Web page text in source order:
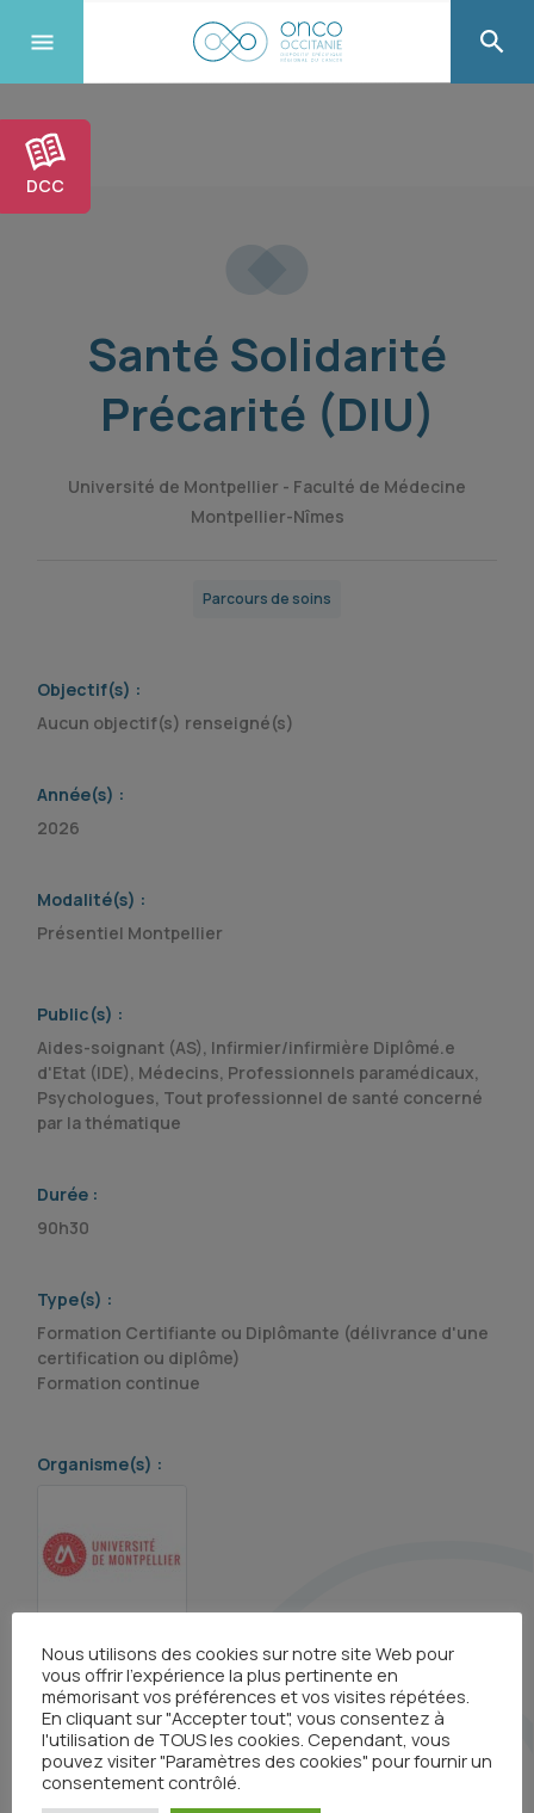
DCC
Santé Solidarité
Précarité (DIU)
Université de Montpellier - Faculté de Médecine
Montpellier-Nîmes
Parcours de soins
Objectif(s) :
Aucun objectif(s) renseigné(s)
Année(s) :
2026
Modalité(s) :
Présentiel Montpellier
Public(s) :
Aides-soignant (AS), Infirmier/infirmière Diplômé.e
d'Etat (IDE), Médecins, Professionnels paramédicaux,
Psychologues, Tout professionnel de santé concerné
par la thématique
Durée :
90h30
Type(s) :
Formation Certifiante ou Diplômante (délivrance d'une
certification ou diplôme)
Formation continue
Organisme(s) :
Pour plus d'information
Nous utilisons des cookies sur notre site Web pour
vous offrir l'expérience la plus pertinente en
mémorisant vos préférences et vos visites répétées.
En cliquant sur "Accepter tout", vous consentez à
l'utilisation de TOUS les cookies. Cependant, vous
pouvez visiter "Paramètres des cookies" pour fournir un
consentement contrôlé.